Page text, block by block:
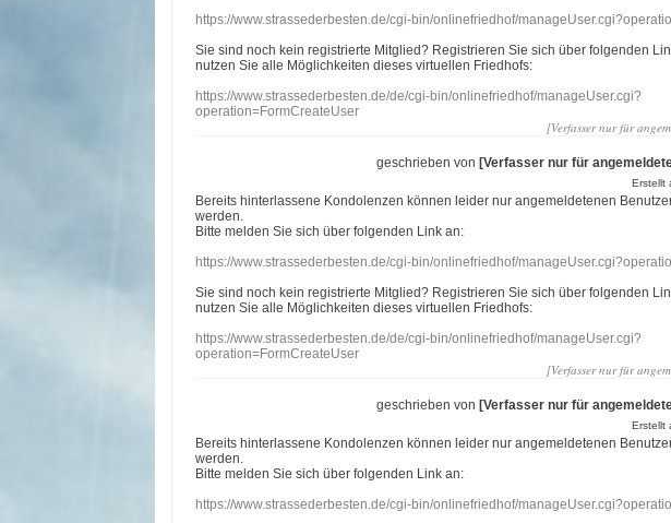
https://www.strassederbesten.de/cgi-bin/onlinefriedhof/
Sie sind noch kein registrierte Mitglied? Registrieren Sie sich über folgenden
nutzen Sie alle Möglichkeiten dieses virtuellen Friedhofs:
https://www.strassederbesten.de/de/cgi-bin/onlinefriedhof/manageUser.cgi?
operation=FormCreateUser
[Verfasser nur für
geschrieben von[Verfasser nur für
Erstellt
Bereits hinterlassene Kondolenzen können leider nur angemeldetenen
werden.
Bitte melden Sie sich über folgenden Link an:
https://www.strassederbesten.de/cgi-bin/onlinefriedhof/
Sie sind noch kein registrierte Mitglied? Registrieren Sie sich über folgenden
nutzen Sie alle Möglichkeiten dieses virtuellen Friedhofs:
https://www.strassederbesten.de/de/cgi-bin/onlinefriedhof/manageUser.cgi?
operation=FormCreateUser
[Verfasser nur für
geschrieben von[Verfasser nur für
Erstellt
Bereits hinterlassene Kondolenzen können leider nur angemeldetenen
werden.
Bitte melden Sie sich über folgenden Link an:
https://www.strassederbesten.de/cgi-bin/onlinefriedhof/